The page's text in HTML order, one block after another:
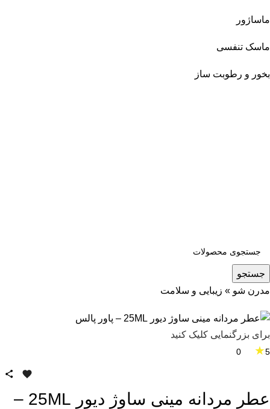
ماساژور
ماسک تنفسی
بخور و رطوبت ساز
جستجو
مدرن شو » زیبایی و سلامت
برای بزرگنمایی کلیک کنید
5
★
عطر مردانه مینی ساوژ دیور 25ML –